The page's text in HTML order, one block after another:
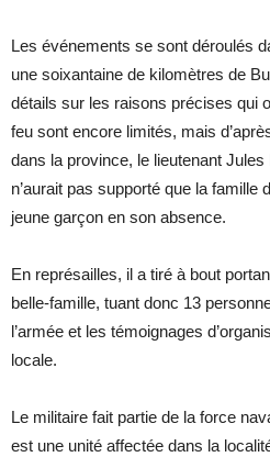
Les événements se sont déroulés
une soixantaine de kilomètres de
détails sur les raisons précises qui
feu sont encore limités, mais
dans la province, le lieutenant
n’aurait pas supporté que la famille
jeune garçon en son absence.
En représailles, il a tiré à bout
belle-famille, tuant donc 13
l’armée et les témoignages
locale.
Le militaire fait partie de la force
est une unité affectée dans la